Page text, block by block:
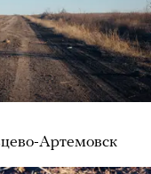
Артемовск